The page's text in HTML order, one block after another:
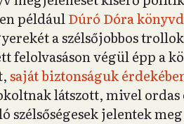
példáulDúró Dóra
a szélsőjobbos
felolvasáson végül épp a
saját biztonságuk
látszott, mivel
szélsőségesek jelentek